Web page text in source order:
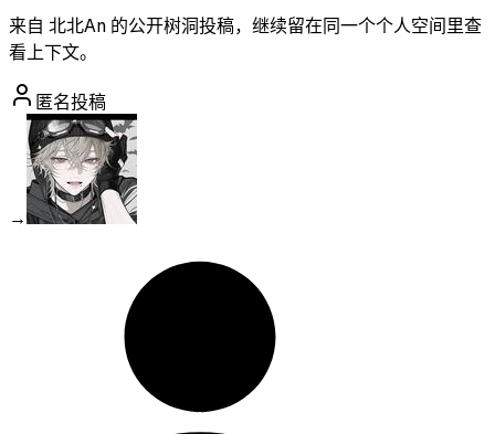
来自 北北An 的公开树洞投稿，继续留在同一个个人空间里查
看上下文。
匿名投稿
→